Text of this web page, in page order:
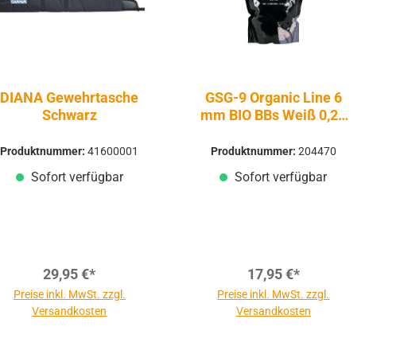
DIANA Gewehrtasche
Schwarz
Produktnummer:41600001
Sofort verfügbar
29,95 €*
Preise inkl. MwSt. zzgl.
Versandkosten
GSG-9 Organic Line 6
mm BIO BBs Weiß 0,20
Produktnummer: 204470
Sofort verfügbar
17,95 €*
Preise inkl. MwSt. zzgl.
Versandkosten